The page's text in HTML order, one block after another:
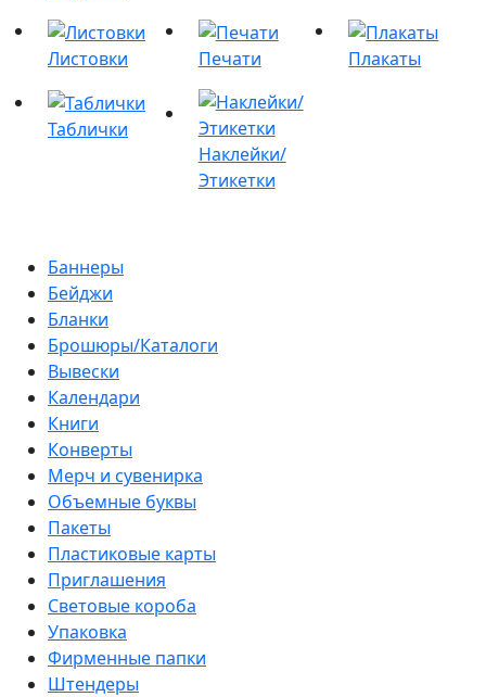
Листовки Печати Плакаты
Таблички
Наклейки/
Этикетки
Баннеры
Бейджи
Бланки
Брошюры/Каталоги
Вывески
Календари
Книги
Конверты
Мерч и сувенирка
Объемные буквы
Пакеты
Пластиковые карты
Приглашения
Световые короба
Упаковка
Фирменные папки
Штендеры